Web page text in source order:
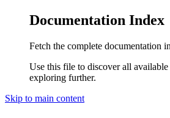
Documentation Index
Fetch the complete documentation
Use this file to discover all available
exploring further.
Skip to main content